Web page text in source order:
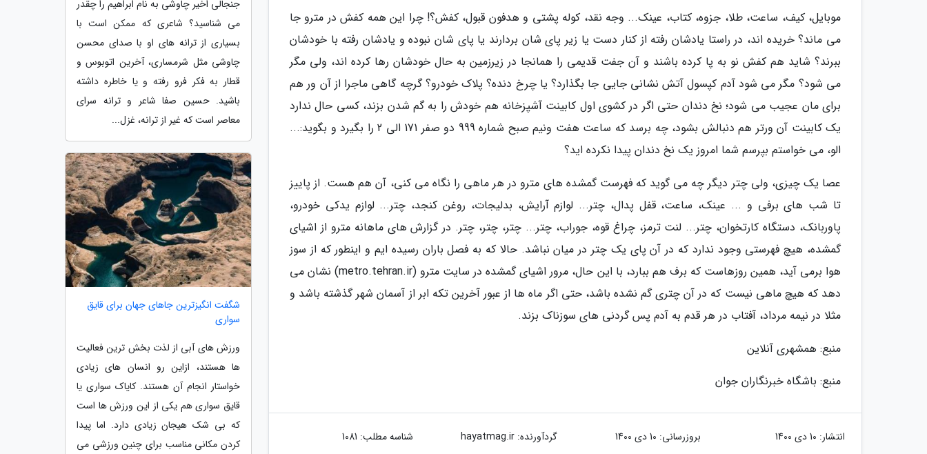
موبایل، کیف، ساعت، طلا، جزوه، کتاب، عینک... وجه نقد، کوله پشتی و هدفون قبول، کفش؟! چرا این همه کفش در مترو جا
می ماند؟ خریده اند، در راستا یادشان رفته از کنار دست یا زیر پای شان بردارند یا پای شان نبوده و یادشان رفته با خودشان
ببرند؟ شاید هم کفش نو به پا کرده باشند و آن جفت قدیمی را همانجا در زیرزمین به حال خودشان رها کرده اند، ولی مگر
می شود؟ مگر می شود آدم کپسول آتش نشانی جایی جا بگذارد؟ یا چرخ دنده؟ پلاک خودرو؟ گرچه گاهی ماجرا از آن ور هم
برای مان عجیب می شود؛ نخ دندان حتی اگر در کشوی اول کابینت آشپزخانه هم خودش را به گم شدن بزند، کسی حال ندارد
یک کابینت آن ورتر هم دنبالش بشود، چه برسد که ساعت هفت ونیم صبح شماره 999 دو صفر 171 الی 2 را بگیرد و بگوید:...
الو، می خواستم بپرسم شما امروز یک نخ دندان پیدا نکرده اید؟
عصا یک چیزی، ولی چتر دیگر چه می گوید که فهرست گمشده های مترو در هر ماهی را نگاه می کنی، آن هم هست. از پاییز
تا شب های برفی و ... عینک، ساعت، قفل پدال، چتر... لوازم آرایش، بدلیجات، روغن کنجد، چتر... لوازم یدکی خودرو،
پاوربانک، دستگاه کارتخوان، چتر... لنت ترمز، چراغ قوه، جوراب، چتر... چتر، چتر، چتر. در گزارش های ماهانه مترو از اشیای
گمشده، هیچ فهرستی وجود ندارد که در آن پای یک چتر در میان نباشد. حالا که به فصل باران رسیده ایم و اینطور که از سوز
هوا برمی آید، همین روزهاست که برف هم ببارد، با این حال، مرور اشیای گمشده در سایت مترو (metro.tehran.ir) نشان می
دهد که هیچ ماهی نیست که در آن چتری گم نشده باشد، حتی اگر ماه ها از عبور آخرین تکه ابر از آسمان شهر گذشته باشد و
مثلا در نیمه مرداد، آفتاب در هر قدم به آدم پس گردنی های سوزناک بزند.
منبع: همشهری آنلاین
منبع: باشگاه خبرنگاران جوان
انتشار: 10 دی 1400 بروزرسانی: 10 دی 1400 گردآورنده:hayatmag.ir شناسه مطلب: 1081
جنجالی اخیر چاوشی به نام ابراهیم را چقدر
می شناسید؟ شاعری که ممکن است با
بسیاری از ترانه های او با صدای محسن
چاوشی مثل شرمساری، آخرین اتوبوس و
قطار به فکر فرو رفته و یا خاطره داشته
باشید. حسین صفا شاعر و ترانه سرای
معاصر است که غیر از ترانه، غزل...
شگفت انگیزترین جاهای جهان برای قایق
سواری
ورزش های آبی از لذت بخش ترین فعالیت
ها هستند، ازاین رو انسان های زیادی
خواستار انجام آن هستند. کایاک سواری یا
قایق سواری هم یکی از این ورزش ها است
که بی شک هیجان زیادی دارد. اما پیدا
کردن مکانی مناسب برای چنین ورزشی می